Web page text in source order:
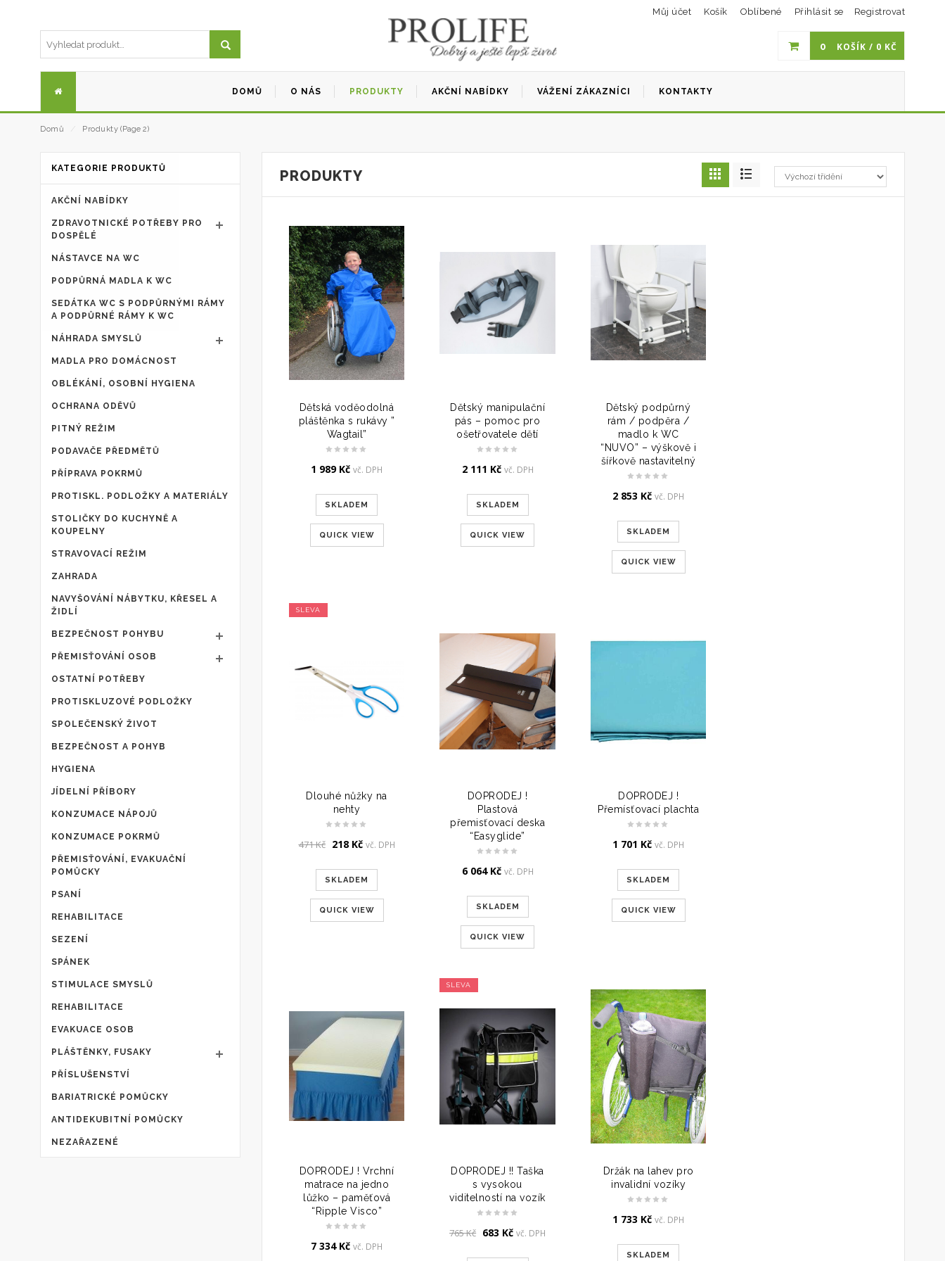
Můj účet Košík Oblíbené Přihlásit se Registrovat
0 KOŠÍK / 0 KČ
DOMŮ O NÁS PRODUKTY AKČNÍ NABÍDKY VÁŽENÍ ZÁKAZNÍCI KONTAKTY
Domů Produkty (Page 2)
KATEGORIE PRODUKTŮ
AKČNÍ NABÍDKY
ZDRAVOTNICKÉ POTŘEBY PRO
DOSPĚLÉ
NÁSTAVCE NA WC
PODPŮRNÁ MADLA K WC
SEDÁTKA WC S PODPŮRNÝMI RÁMY
A PODPŮRNÉ RÁMY K WC
NÁHRADA SMYSLŮ
MADLA PRO DOMÁCNOST
OBLÉKÁNÍ, OSOBNÍ HYGIENA
OCHRANA ODĚVŮ
PITNÝ REŽIM
PODAVAČE PŘEDMĚTŮ
PŘÍPRAVA POKRMŮ
PROTISKL. PODLOŽKY A MATERIÁLY
STOLIČKY DO KUCHYNĚ A
KOUPELNY
STRAVOVACÍ REŽIM
ZAHRADA
NAVYŠOVÁNÍ NÁBYTKU, KŘESEL A
ŽIDLÍ
BEZPEČNOST POHYBU
PŘEMISŤOVÁNÍ OSOB
OSTATNÍ POTŘEBY
PROTISKLUZOVÉ PODLOŽKY
SPOLEČENSKÝ ŽIVOT
BEZPEČNOST A POHYB
HYGIENA
JÍDELNÍ PŘÍBORY
KONZUMACE NÁPOJŮ
KONZUMACE POKRMŮ
PŘEMISŤOVÁNÍ, EVAKUAČNÍ
POMŮCKY
PSANÍ
REHABILITACE
SEZENÍ
SPÁNEK
STIMULACE SMYSLŮ
REHABILITACE
EVAKUACE OSOB
PLÁŠTĚNKY, FUSAKY
PŘÍSLUŠENSTVÍ
BARIATRICKÉ POMŮCKY
ANTIDEKUBITNÍ POMŮCKY
NEZAŘAZENÉ
PRODUKTY
Dětská voděodolná
pláštěnka s rukávy ”
Wagtail”
1 989 Kč vč. DPH
SKLADEM
QUICK VIEW
Dětský manipulační
pás – pomoc pro
ošetřovatele dětí
2 111 Kč vč. DPH
SKLADEM
QUICK VIEW
Dětský podpůrný
rám / podpěra /
madlo k WC
“NUVO” – výškově i
šířkově nastavitelný
2 853 Kč vč. DPH
SKLADEM
QUICK VIEW
SLEVA
Dlouhé nůžky na
nehty
471Kč Original
was:
471 Kč.
218 KčCurrent
is:
218 Kč.
vč. DPH
SKLADEM
QUICK VIEW
DOPRODEJ !
Plastová
přemisťovací deska
“Easyglide”
6 064 Kč vč. DPH
SKLADEM
QUICK VIEW
DOPRODEJ !
Přemísťovací plachta
1 701 Kč vč. DPH
SKLADEM
QUICK VIEW
DOPRODEJ ! Vrchní
matrace na jedno
lůžko – paměťová
“Ripple Visco”
7 334 Kč vč. DPH
SLEVA
DOPRODEJ !! Taška
s vysokou
viditelností na vozík
765Kč Original
683 KčCurrent
vč. DPH
Držák na lahev pro
invalidní vozíky
1 733 Kč vč. DPH
SKLADEM